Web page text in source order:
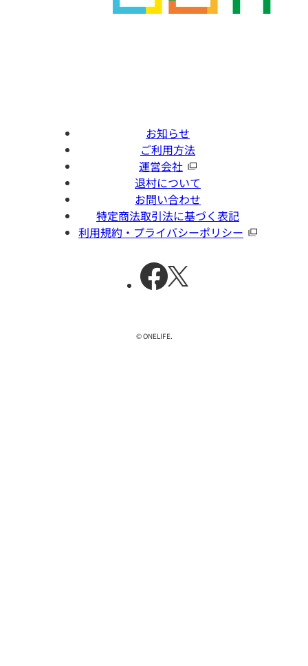
お知らせ
ご利用方法
運営会社
退村について
お問い合わせ
特定商法取引法に基づく表記
利用規約・プライバシーポリシー
© ONELIFE.